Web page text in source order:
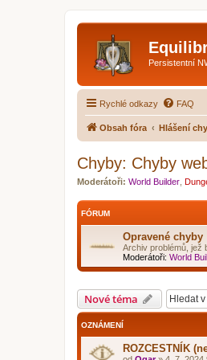
Persistentní
Rychlé odkazy FAQ
Obsah fóra Hlášení
Chyby: Chyby
Moderátoři: World Builder
FÓRUM
Opravené chyby
Archiv problémů, jež
Moderátoři: World
Nové téma
OZNÁMENÍ
ROZCESTNÍK